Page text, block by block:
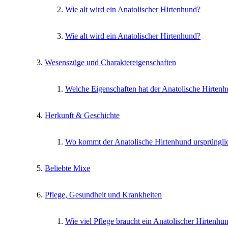
Wie alt wird ein Anatolischer Hirtenhund?
Wie alt wird ein Anatolischer Hirtenhund?
Wesenszüge und Charaktereigenschaften
Welche Eigenschaften hat der Anatolische
Herkunft & Geschichte
Wo kommt der Anatolische Hirtenhund
Beliebte Mixe
Pflege, Gesundheit und Krankheiten
Wie viel Pflege braucht ein Anatolischer